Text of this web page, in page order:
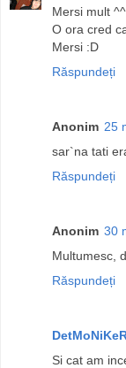
Mersi mult ^^
O ora cred
Mersi :D
Răspundeți
Anonim 25
sar`na tati
Răspundeți
Anonim 30
Multumesc,
Răspundeți
Si cat am